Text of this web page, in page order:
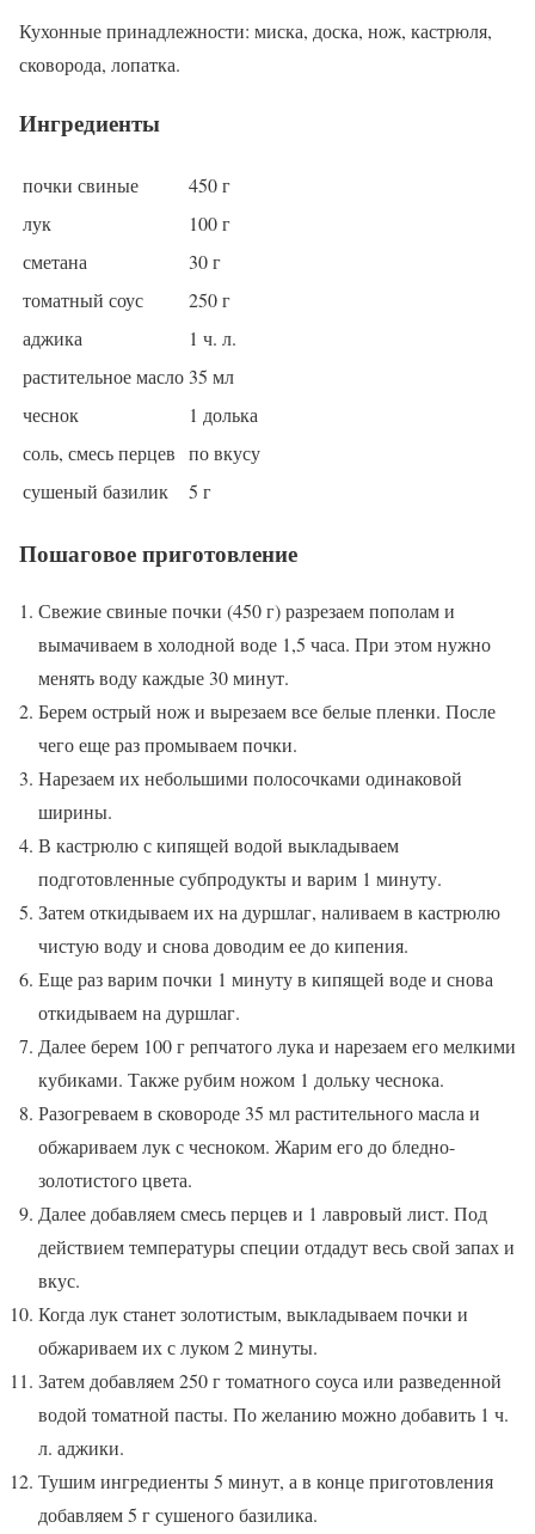
Кухонные принадлежности: миска, доска, нож, кастрюля,
сковорода, лопатка.
Ингредиенты
почки свиные
450 г
лук
100 г
сметана
30 г
томатный соус
250 г
аджика
1 ч. л.
растительное масло 35 мл
чеснок
1 долька
соль, смесь перцев по вкусу
сушеный базилик
5 г
Пошаговое приготовление
Свежие свиные почки (450 г) разрезаем пополам и
вымачиваем в холодной воде 1,5 часа. При этом нужно
менять воду каждые 30 минут.
Берем острый нож и вырезаем все белые пленки. После
чего еще раз промываем почки.
Нарезаем их небольшими полосочками одинаковой
ширины.
В кастрюлю с кипящей водой выкладываем
подготовленные субпродукты и варим 1 минуту.
Затем откидываем их на дуршлаг, наливаем в кастрюлю
чистую воду и снова доводим ее до кипения.
Еще раз варим почки 1 минуту в кипящей воде и снова
откидываем на дуршлаг.
Далее берем 100 г репчатого лука и нарезаем его мелкими
кубиками. Также рубим ножом 1 дольку чеснока.
Разогреваем в сковороде 35 мл растительного масла и
обжариваем лук с чесноком. Жарим его до бледно-
золотистого цвета.
Далее добавляем смесь перцев и 1 лавровый лист. Под
действием температуры специи отдадут весь свой запах и
вкус.
Когда лук станет золотистым, выкладываем почки и
обжариваем их с луком 2 минуты.
Затем добавляем 250 г томатного соуса или разведенной
водой томатной пасты. По желанию можно добавить 1 ч.
л. аджики.
Тушим ингредиенты 5 минут, а в конце приготовления
добавляем 5 г сушеного базилика.